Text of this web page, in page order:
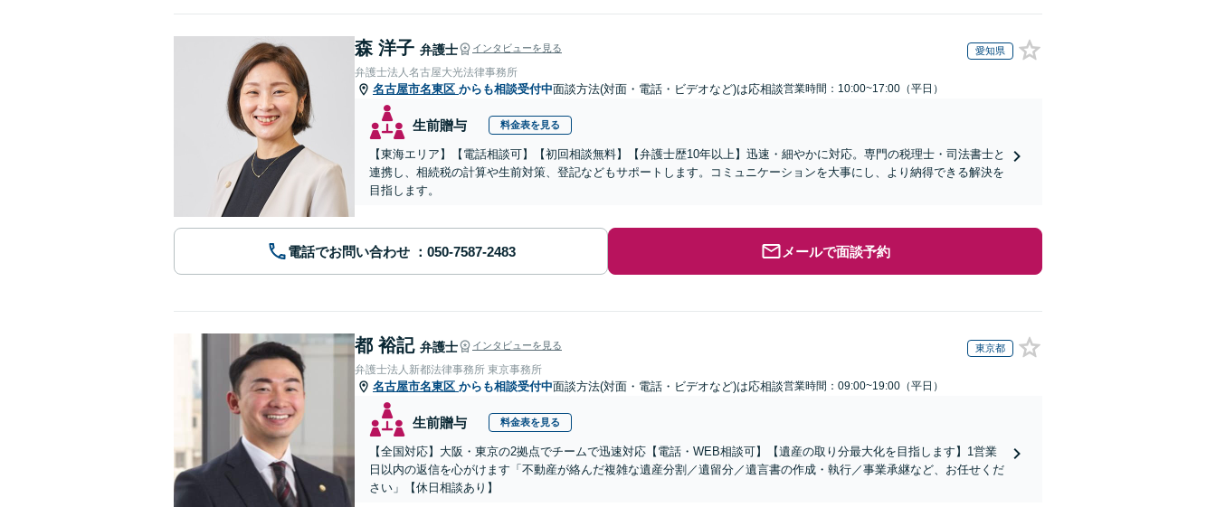
森 洋子 弁護士 インタビューを見る 愛知県
弁護士法人名古屋大光法律事務所
名古屋市名東区 からも相談受付中面談方法(対面・電話・ビデオなど)は応相談営業時間：10:00~17:00（平日）
生前贈与 料金表を見る
【東海エリア】【電話相談可】【初回相談無料】【弁護士歴10年以上】迅速・細やかに対応。専門の税理士・司法書士と
連携し、相続税の計算や生前対策、登記などもサポートします。コミュニケーションを大事にし、より納得できる解決を
目指します。
電話でお問い合わせ メールで面談予約
都 裕記 弁護士 インタビューを見る 東京都
弁護士法人新都法律事務所 東京事務所
名古屋市名東区 からも相談受付中面談方法(対面・電話・ビデオなど)は応相談営業時間：09:00~19:00（平日）
生前贈与 料金表を見る
【全国対応】大阪・東京の2拠点でチームで迅速対応【電話・WEB相談可】【遺産の取り分最大化を目指します】1営業
日以内の返信を心がけます「不動産が絡んだ複雑な遺産分割／遺留分／遺言書の作成・執行／事業承継など、お任せくだ
さい」【休日相談あり】